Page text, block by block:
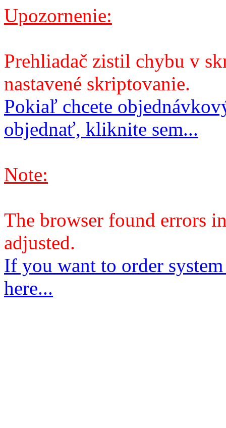
Upozornenie:
Prehliadač zistil chybu v
nastavené skriptovanie.
Pokiaľ chcete
objednať, kliknite sem...
Note:
The browser found errors
adjusted.
If you want to order
here...